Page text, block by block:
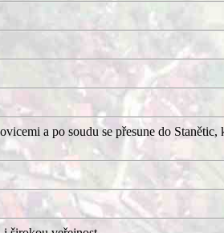
a po soudu se přesune do